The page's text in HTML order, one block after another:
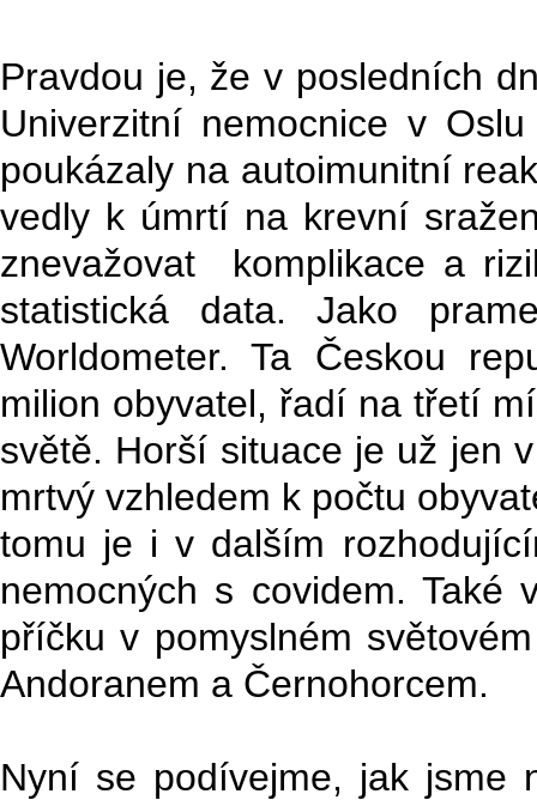
Pravdou je, že v posledních
Univerzitní nemocnice v
poukázaly na autoimunitní
vedly k úmrtí na krevní
znevažovat komplikace a
statistická data. Jako
Worldometer. Ta Českou
milion obyvatel, řadí na třetí
světě. Horší situace je už jen
mrtvý vzhledem k počtu
tomu je i v dalším
nemocných s covidem.
příčku v pomyslném
Andoranem a Černohorcem.
Nyní se podívejme, jak jsme